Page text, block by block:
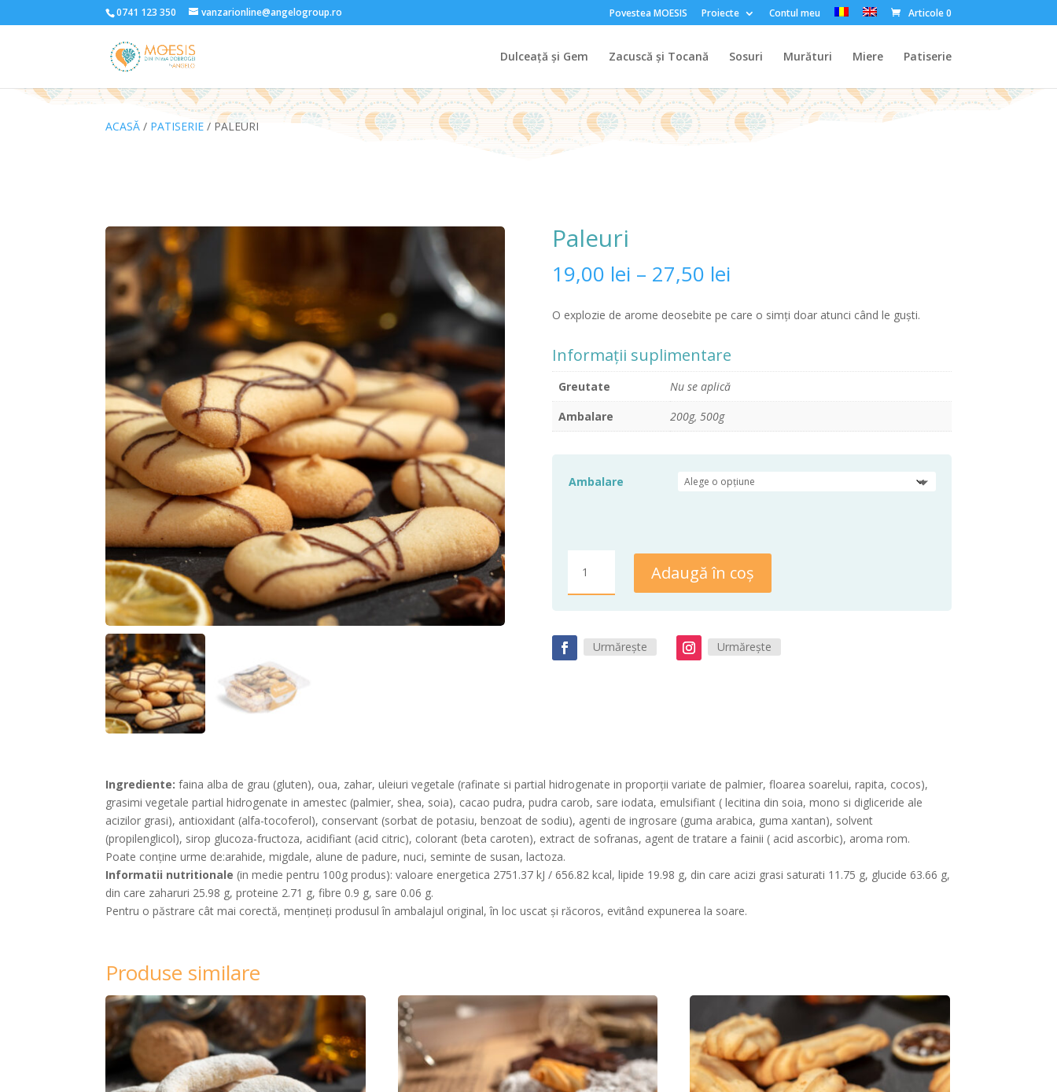
0741 123 350 vanzarionline@angelogroup.ro Povestea MOESIS Proiecte Contul meu Articole 0
Dulceață și Gem Zacuscă și Tocană Sosuri Murături Miere Patiserie
ACASĂ / PATISERIE / PALEURI
Paleuri
19,00 lei – 27,50 leiInterval
de
prețuri:
19,00 lei
până
la
27,50 lei
O explozie de arome deosebite pe care o simţi doar atunci când le guşti.
Informații suplimentare
Greutate
Nu se aplică
Ambalare
200g, 500g
Ambalare
Paleuri
Adaugă în coș
Urmărește Urmărește
Ingrediente: faina alba de grau (gluten), oua, zahar, uleiuri vegetale (rafinate si partial hidrogenate in proporții variate de palmier, floarea soarelui, rapita, cocos),
grasimi vegetale partial hidrogenate in amestec (palmier, shea, soia), cacao pudra, pudra carob, sare iodata, emulsifiant ( lecitina din soia, mono si digliceride ale
acizilor grasi), antioxidant (alfa-tocoferol), conservant (sorbat de potasiu, benzoat de sodiu), agenti de ingrosare (guma arabica, guma xantan), solvent
(propilenglicol), sirop glucoza-fructoza, acidifiant (acid citric), colorant (beta caroten), extract de sofranas, agent de tratare a fainii ( acid ascorbic), aroma rom.
Poate conține urme de:arahide, migdale, alune de padure, nuci, seminte de susan, lactoza.
Informatii nutritionale (in medie pentru 100g produs): valoare energetica 2751.37 kJ / 656.82 kcal, lipide 19.98 g, din care acizi grasi saturati 11.75 g, glucide 63.66 g,
din care zaharuri 25.98 g, proteine 2.71 g, fibre 0.9 g, sare 0.06 g.
Pentru o păstrare cât mai corectă, mențineți produsul în ambalajul original, în loc uscat și răcoros, evitând expunerea la soare.
Produse similare